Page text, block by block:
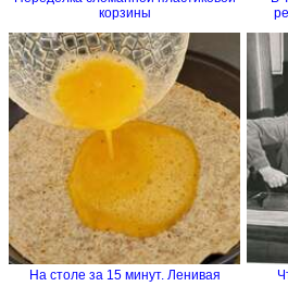
корзины
На столе за 15 минут. Ленивая